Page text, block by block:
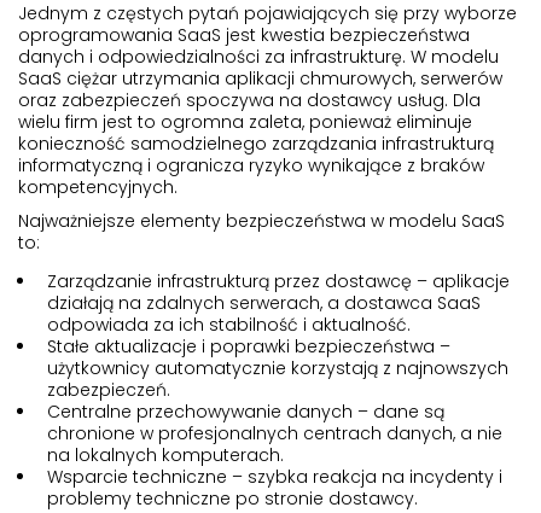
Jednym z częstych pytań pojawiających się przy wyborze
oprogramowania SaaS jest kwestia bezpieczeństwa
danych i odpowiedzialności za infrastrukturę. W modelu
SaaS ciężar utrzymania aplikacji chmurowych, serwerów
oraz zabezpieczeń spoczywa na dostawcy usług. Dla
wielu firm jest to ogromna zaleta, ponieważ eliminuje
konieczność samodzielnego zarządzania infrastrukturą
informatyczną i ogranicza ryzyko wynikające z braków
kompetencyjnych.
Najważniejsze elementy bezpieczeństwa w modelu SaaS
to:
Zarządzanie infrastrukturą przez dostawcę – aplikacje
działają na zdalnych serwerach, a dostawca SaaS
odpowiada za ich stabilność i aktualność.
Stałe aktualizacje i poprawki bezpieczeństwa –
użytkownicy automatycznie korzystają z najnowszych
zabezpieczeń.
Centralne przechowywanie danych – dane są
chronione w profesjonalnych centrach danych, a nie
na lokalnych komputerach.
Wsparcie techniczne – szybka reakcja na incydenty i
problemy techniczne po stronie dostawcy.